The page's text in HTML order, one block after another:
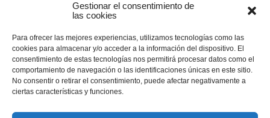
Gestionar el consentimiento de
las cookies
Para ofrecer las mejores experiencias, utilizamos tecnologías como las
cookies para almacenar y/o acceder a la información del dispositivo. El
consentimiento de estas tecnologías nos permitirá procesar datos como el
comportamiento de navegación o las identificaciones únicas en este sitio.
No consentir o retirar el consentimiento, puede afectar negativamente a
ciertas características y funciones.
Información
Aviso legal
Política de privacidad
Política de cookies
Accesibilidad
Ayuda accesibilidad
Mapa del sitio